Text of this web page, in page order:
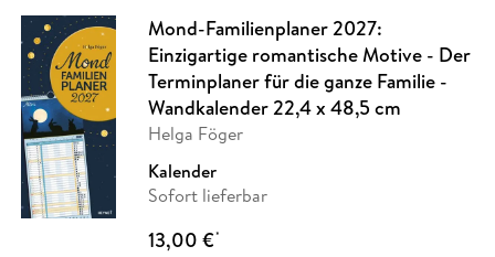
Mond-Familienplaner 2027:
Einzigartige romantische Motive - Der
Terminplaner für die ganze Familie -
Wandkalender 22,4 x 48,5 cm
Helga Föger
Kalender
Sofort lieferbar
13,00 €*